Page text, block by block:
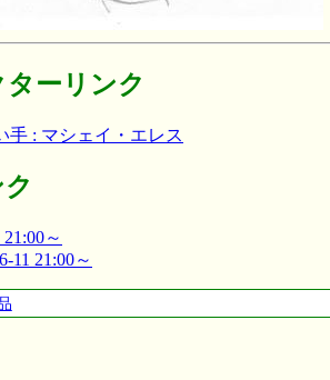
ーリンク
手 : マシェイ・エレス
～
11 21:00～